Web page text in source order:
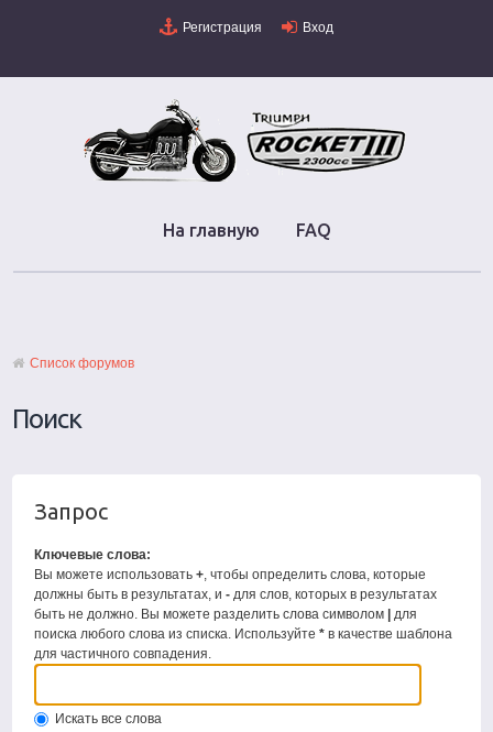
Регистрация Вход
На главную FAQ
Список форумов
Поиск
Запрос
Ключевые слова:
Вы можете использовать+ , чтобы определить слова, которые
должны быть в результатах, и- для слов, которых в результатах
быть не должно. Вы можете разделить слова символом | для
поиска любого слова из списка. Используйте* в качестве шаблона
для частичного совпадения.
Искать все слова